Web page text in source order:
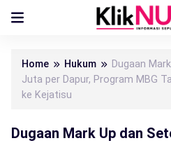
Home Hukum
Dugaan
Juta per Dapur, Program MBG
ke Kejatisu
Dugaan Mark Up dan